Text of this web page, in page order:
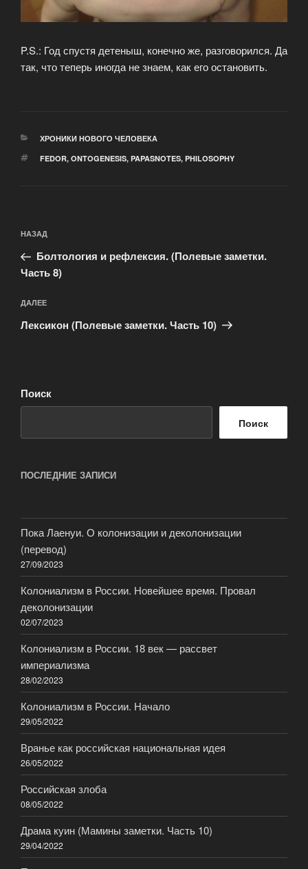
P.S.: Год спустя детеныш, конечно же, разговорился. Да
так, что теперь иногда не знаем, как его остановить.
РУБРИКИ
ХРОНИКИ НОВОГО ЧЕЛОВЕКА
МЕТКИ
FEDOR, ONTOGENESIS, PAPASNOTES, PHILOSOPHY
по
записям
Предыдущая
запись:
НАЗАД
Болтология и рефлексия. (Полевые заметки.
Часть 8)
Следующая
запись
ДАЛЕЕ
Лексикон (Полевые заметки. Часть 10)
Поиск
Поиск
ПОСЛЕДНИЕ ЗАПИСИ
Пока Лаенуи. О колонизации и деколонизации
(перевод)
27/09/2023
Колониализм в России. Новейшее время. Провал
деколонизации
02/07/2023
Колониализм в России. 18 век — рассвет
империализма
28/02/2023
Колониализм в России. Начало
29/05/2022
Вранье как российская национальная идея
26/05/2022
Российская злоба
08/05/2022
Драма куин (Мамины заметки. Часть 10)
29/04/2022